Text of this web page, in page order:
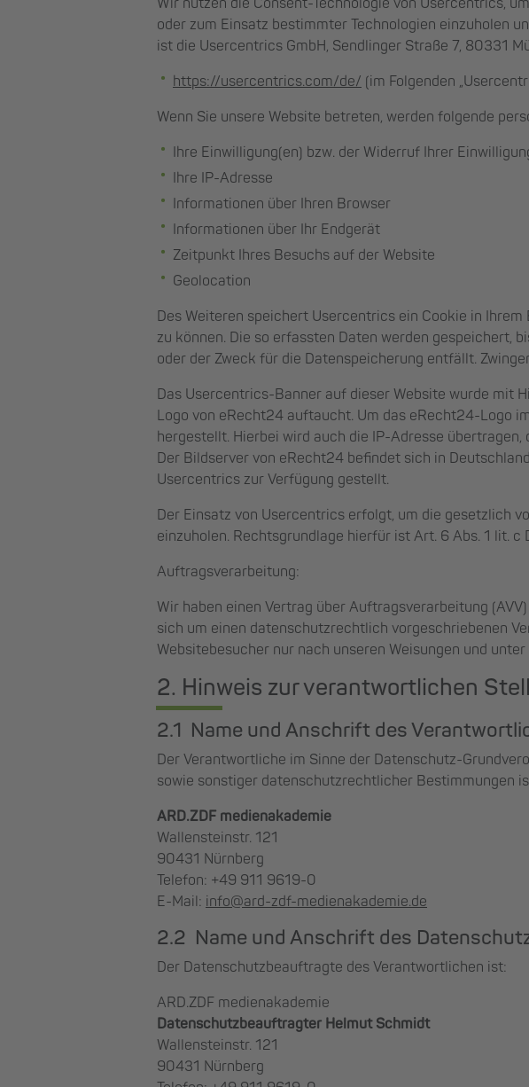
Wir nutzen die Consent-Technologie von Usercentrics,
oder zum Einsatz bestimmter Technologien einzuholen
ist die Usercentrics GmbH, Sendlinger Straße 7, 80331
https://usercentrics.com/de/ (im Folgenden
Wenn Sie unsere Website betreten, werden folgende
Ihre Einwilligung(en) bzw. der Widerruf Ihrer
Ihre IP-Adresse
Informationen über Ihren Browser
Informationen über Ihr Endgerät
Zeitpunkt Ihres Besuchs auf der Website
Geolocation
Des Weiteren speichert Usercentrics ein Cookie in
zu können. Die so erfassten Daten werden gespeichert,
oder der Zweck für die Datenspeicherung entfällt.
Das Usercentrics-Banner auf dieser Website wurde mit
Logo von eRecht24 auftaucht. Um das eRecht24-Logo
hergestellt. Hierbei wird auch die IP-Adresse
Der Bildserver von eRecht24 befindet sich in
Usercentrics zur Verfügung gestellt.
Der Einsatz von Usercentrics erfolgt, um die gesetzlich
einzuholen. Rechtsgrundlage hierfür ist Art. 6 Abs. 1 lit. c
Auftragsverarbeitung:
Wir haben einen Vertrag über Auftragsverarbeitung
sich um einen datenschutzrechtlich vorgeschriebenen
Websitebesucher nur nach unseren Weisungen und
2. Hinweis zur verantwortlichen
2.1 Name und Anschrift des
Der Verantwortliche im Sinne der Datenschutz-
sowie sonstiger datenschutzrechtlicher Bestimmungen
ARD.ZDF medienakademie
Wallensteinstr. 121
90431 Nürnberg
Telefon: +49 911 9619-0
E-Mail: info@ard-zdf-medienakademie.de
2.2 Name und Anschrift des
Der Datenschutzbeauftragte des Verantwortlichen ist:
ARD.ZDF medienakademie
Datenschutzbeauftragter Helmut Schmidt
Wallensteinstr. 121
90431 Nürnberg